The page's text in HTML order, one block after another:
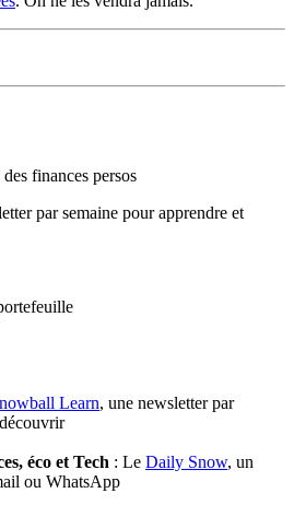
finances persos
par semaine pour apprendre et
Learn, une newsletter par
éco et Tech : Le Daily Snow, un
ou WhatsApp